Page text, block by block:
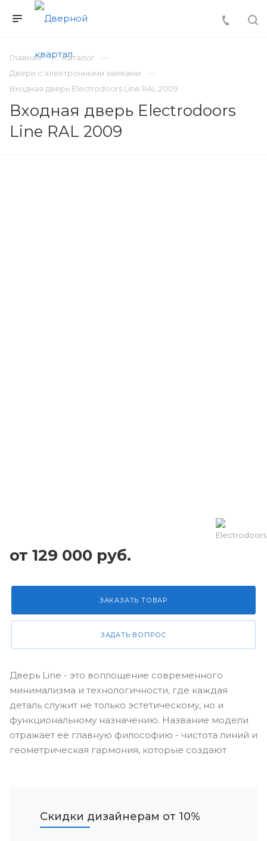
Главная
Каталог
Двери с электронными замками
Входная дверь Electrodoors Line RAL 2009
Входная дверь Electrodoors
Line RAL 2009
от 129 000 руб.
ЗАКАЗАТЬ ТОВАР
ЗАДАТЬ ВОПРОС
Дверь Line - это воплощение современного
минимализма и технологичности, где каждая
деталь служит не только эстетическому, но и
функциональному назначению. Название модели
отражает её главную философию - чистота линий и
геометрическая гармония, которые создают
Скидки дизайнерам от 10%